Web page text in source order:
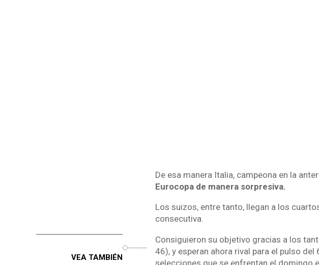
De esa manera Italia, campeona en la
Eurocopa de manera sorpresiva.
Los suizos, entre tanto, llegan a los
consecutiva.
VEA TAMBIÉN
Consiguieron su objetivo gracias a los
46), y esperan ahora rival para el pulso
selecciones que se enfrentan el domingo